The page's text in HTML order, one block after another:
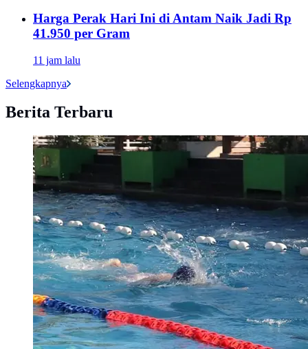
Harga Perak Hari Ini di Antam Naik Jadi Rp
41.950 per Gram
11 jam lalu
Selengkapnya
Berita Terbaru